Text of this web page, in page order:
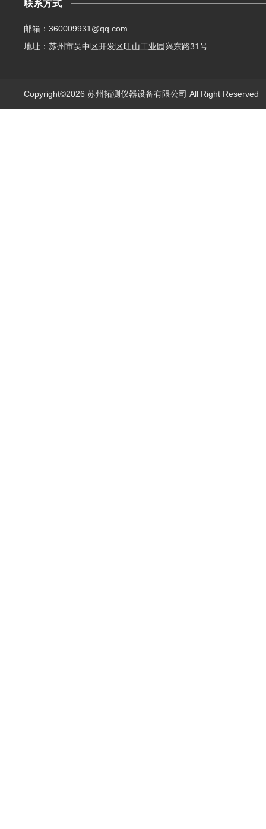
联系方式
邮箱：360009931@qq.com
地址：苏州市吴中区开发区旺山工业园兴东路31号
Copyright©2026 苏州拓测仪器设备有限公司 All Right